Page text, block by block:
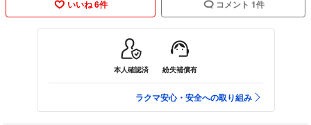
いいね 6件 コメント 1件
本人確認済 紛失補償有
ラクマ安心・安全への取り組み